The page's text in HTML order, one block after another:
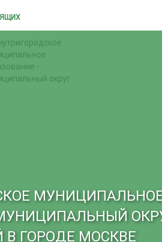
В ГОРОДЕ МОСКВЕ